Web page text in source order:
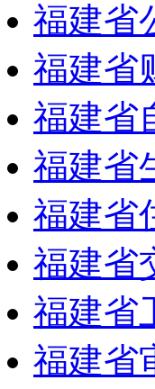
福建省
福建省
福建省
福建省
福建省
福建省
福建省
福建省